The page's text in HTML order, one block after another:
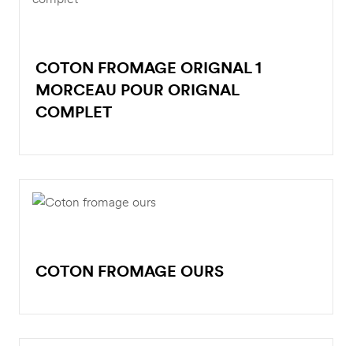
COTON FROMAGE ORIGNAL 1
MORCEAU POUR ORIGNAL
COMPLET
COTON FROMAGE OURS